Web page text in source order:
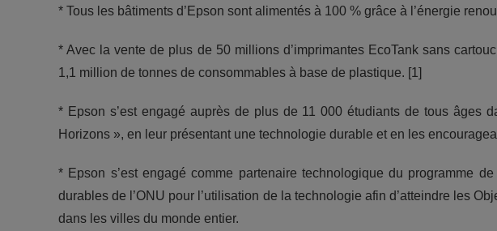
* Tous les bâtiments d’Epson sont alimentés à 100 % grâce à l’énergie
* Avec la vente de plus de 50 millions d’imprimantes EcoTank sans
1,1 million de tonnes de consommables à base de plastique. [1]
* Epson s’est engagé auprès de plus de 11 000 étudiants de tous âges
Horizons », en leur présentant une technologie durable et en les
* Epson s’est engagé comme partenaire technologique du programme
durables de l’ONU pour l’utilisation de la technologie afin d’atteindre les
dans les villes du monde entier.